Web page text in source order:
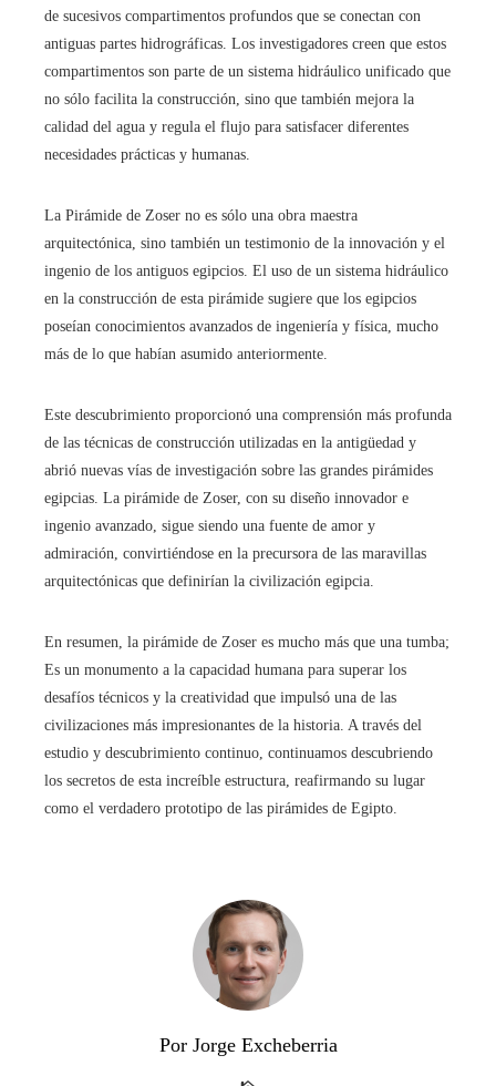
de sucesivos compartimentos profundos que se conectan con
antiguas partes hidrográficas. Los investigadores creen que estos
compartimentos son parte de un sistema hidráulico unificado que
no sólo facilita la construcción, sino que también mejora la
calidad del agua y regula el flujo para satisfacer diferentes
necesidades prácticas y humanas.
La Pirámide de Zoser no es sólo una obra maestra
arquitectónica, sino también un testimonio de la innovación y el
ingenio de los antiguos egipcios. El uso de un sistema hidráulico
en la construcción de esta pirámide sugiere que los egipcios
poseían conocimientos avanzados de ingeniería y física, mucho
más de lo que habían asumido anteriormente.
Este descubrimiento proporcionó una comprensión más profunda
de las técnicas de construcción utilizadas en la antigüedad y
abrió nuevas vías de investigación sobre las grandes pirámides
egipcias. La pirámide de Zoser, con su diseño innovador e
ingenio avanzado, sigue siendo una fuente de amor y
admiración, convirtiéndose en la precursora de las maravillas
arquitectónicas que definirían la civilización egipcia.
En resumen, la pirámide de Zoser es mucho más que una tumba;
Es un monumento a la capacidad humana para superar los
desafíos técnicos y la creatividad que impulsó una de las
civilizaciones más impresionantes de la historia. A través del
estudio y descubrimiento continuo, continuamos descubriendo
los secretos de esta increíble estructura, reafirmando su lugar
como el verdadero prototipo de las pirámides de Egipto.
Por Jorge Excheberria